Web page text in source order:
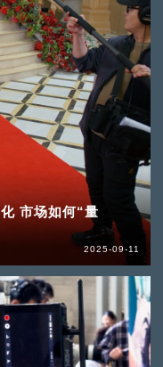
市场如何“量
2025-09-11